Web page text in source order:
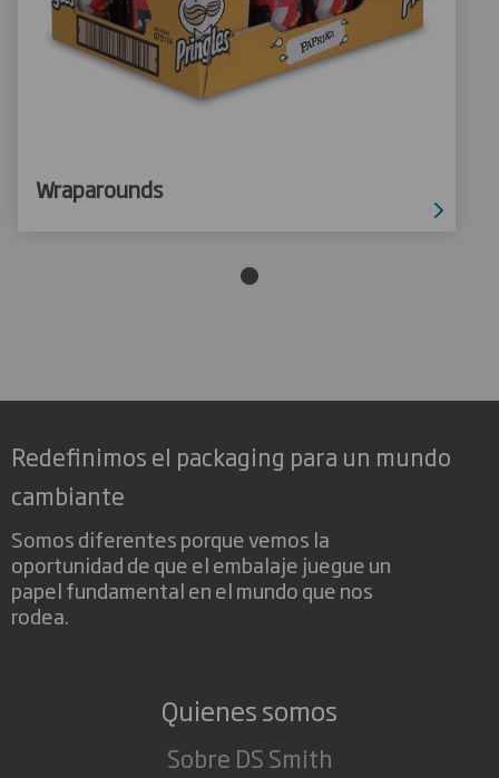
Wraparounds
Redefinimos el packaging para un mundo
cambiante
Somos diferentes porque vemos la
oportunidad de que el embalaje juegue un
papel fundamental en el mundo que nos
rodea.
Quienes somos
Sobre DS Smith